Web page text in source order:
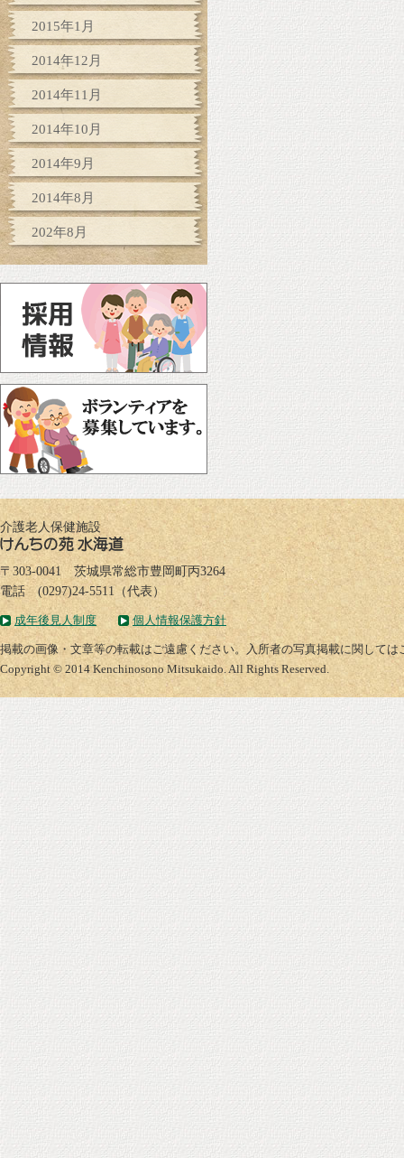
2015年1月
2014年12月
2014年11月
2014年10月
2014年9月
2014年8月
202年8月
介護老人保健施設
〒303-0041 茨城県常総市豊岡町丙3264
電話 (0297)24-5511（代表）
成年後見人制度 個人情報保護方針
掲載の画像・文章等の転載はご遠慮ください。入所者の写真掲載に関して
Copyright © 2014 Kenchinosono Mitsukaido. All Rights Reserved.